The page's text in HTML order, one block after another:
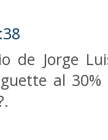
de Jorge
al